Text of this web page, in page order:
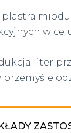
plastra
w
liter